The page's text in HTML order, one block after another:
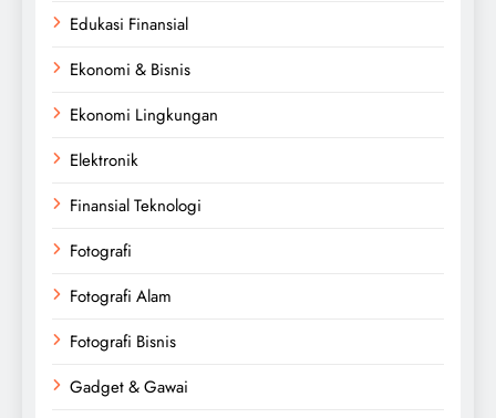
Edukasi Finansial
Ekonomi & Bisnis
Ekonomi Lingkungan
Elektronik
Finansial Teknologi
Fotografi
Fotografi Alam
Fotografi Bisnis
Gadget & Gawai